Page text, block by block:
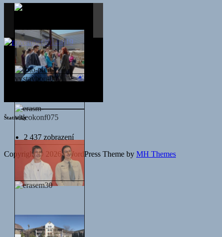
Štatistiky
2 437 zobrazení
Copyright © 2026 | WordPress Theme by MH Themes